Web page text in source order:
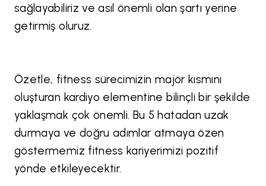
sağlayabiliriz ve asıl önemli olan şartı yerine
getirmiş oluruz.
Özetle, fitness sürecimizin majör kısmını
oluşturan kardiyo elementine bilinçli bir şekilde
yaklaşmak çok önemli. Bu 5 hatadan uzak
durmaya ve doğru adımlar atmaya özen
göstermemiz fitness kariyerimizi pozitif
yönde etkileyecektir.